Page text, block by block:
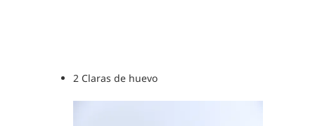
2 Claras de huevo